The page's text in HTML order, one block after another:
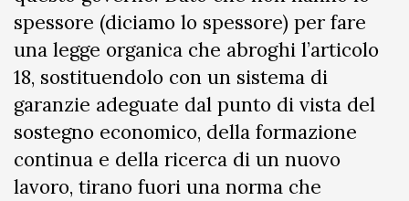
spessore (diciamo lo spessore) per fare
una legge organica che abroghi l’articolo
18, sostituendolo con un sistema di
garanzie adeguate dal punto di vista del
sostegno economico, della formazione
continua e della ricerca di un nuovo
lavoro, tirano fuori una norma che